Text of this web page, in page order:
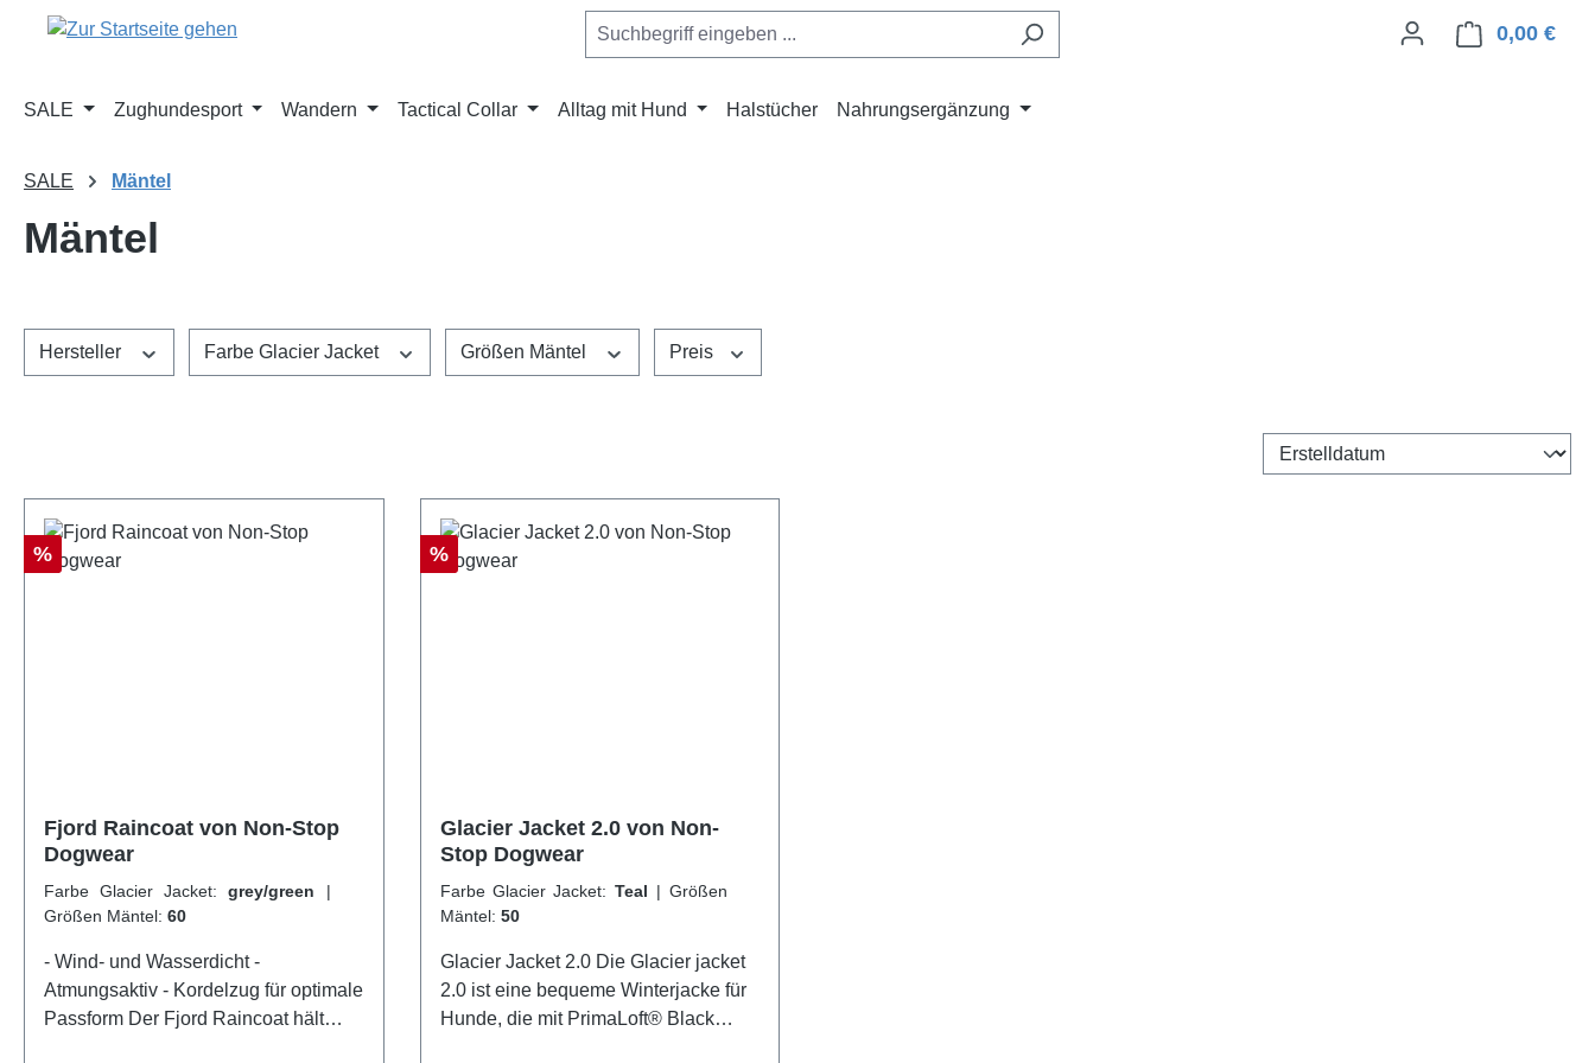
Hauptinhalt springen
Zur Suche springen
Zur Hauptnavigation springen 0,00 €
SALE Zughundesport Wandern Tactical Collar Alltag mit Hund Halstücher Nahrungsergänzung
SALE Mäntel
Mäntel
Hersteller Farbe Glacier Jacket Größen Mäntel Preis
Rabatt
%
Fjord Raincoat von Non-Stop
Dogwear
Farbe Glacier Jacket: grey/green |
Größen Mäntel: 60
- Wind- und Wasserdicht -
Atmungsaktiv - Kordelzug für optimale
Passform Der Fjord Raincoat hält
Rabatt
%
Glacier Jacket 2.0 von Non-
Stop Dogwear
Farbe Glacier Jacket: Teal |
Mäntel: 50
Glacier Jacket 2.0 Die Glacier jacket
2.0 ist eine bequeme Winterjacke für
Hunde, die mit PrimaLoft® Black